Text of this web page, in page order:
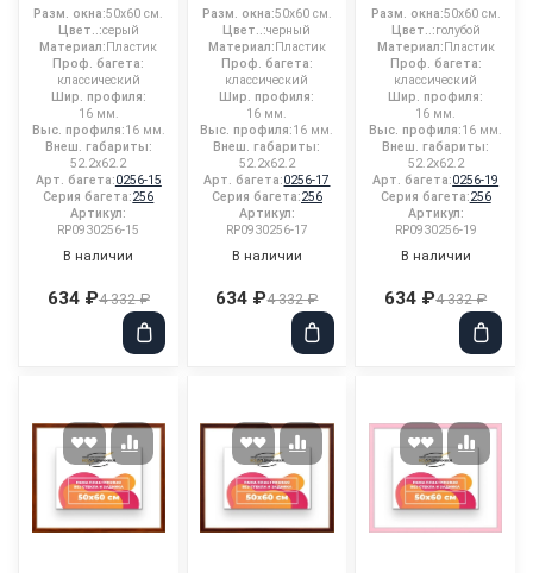
Разм. окна:50x60 см.
Цвет..:серый
Материал: Пластик
Проф. багета:
классический
Шир. профиля:
16 мм.
Выс. профиля:16 мм.
Внеш. габариты:
52.2x62.2
Арт. багета:0256-15
Серия багета:256
Артикул:
RP0930256-15
В наличии
634 ₽4 332 ₽
Разм. окна:50x60 см.
Цвет..:черный
Материал: Пластик
Проф. багета:
классический
Шир. профиля:
16 мм.
Выс. профиля:16 мм.
Внеш. габариты:
52.2x62.2
Арт. багета:0256-17
Серия багета:256
Артикул:
RP0930256-17
В наличии
634 ₽4 332 ₽
Разм. окна:50x60 см.
Цвет..:голубой
Материал: Пластик
Проф. багета:
классический
Шир. профиля:
16 мм.
Выс. профиля:16 мм.
Внеш. габариты:
52.2x62.2
Арт. багета:0256-19
Серия багета:256
Артикул:
RP0930256-19
В наличии
634 ₽4 332 ₽